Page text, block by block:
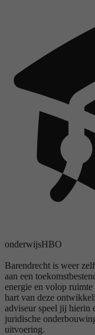
onderwijsHBO
Barendrecht is weer
aan een
energie en volop ruimte
hart van deze
adviseur speel jij hierin
juridische
uitvoering.